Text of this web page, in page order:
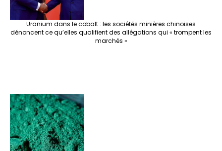
Uranium dans le cobalt : les sociétés minières chinoises
dénoncent ce qu’elles qualifient des allégations qui « trompent les
marchés »